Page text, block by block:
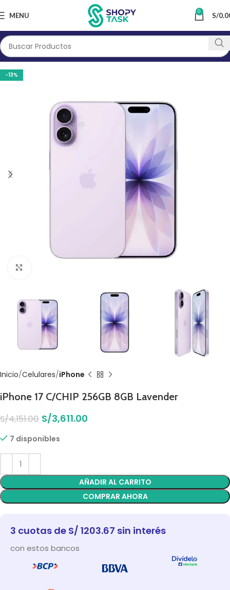
MENU 0 S/
-13%
Inicio Celulares iPhone
iPhone 17 C/CHIP 256GB 8GB Lavender
S/4,151.00 S/3,611.00
7 disponibles
AÑADIR AL CARRITO
COMPRAR AHORA
3 cuotas de S/ 1203.67 sin interés
con estos bancos